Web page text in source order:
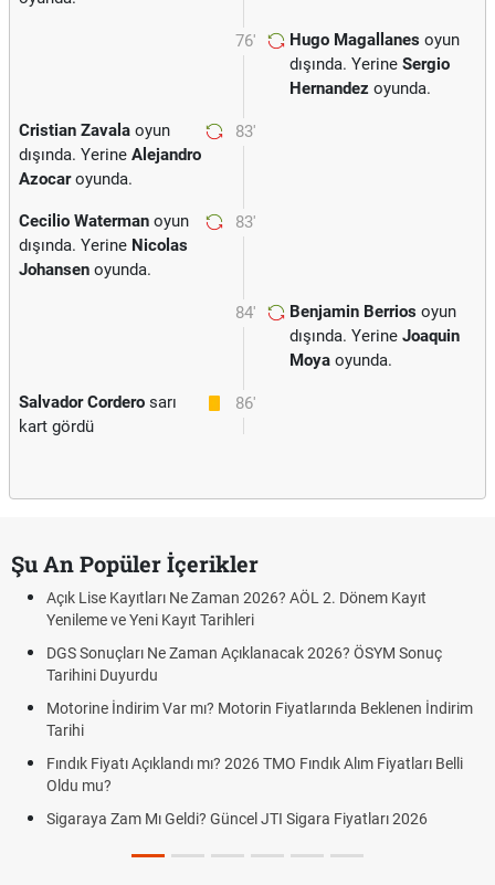
76' Hugo Magallanes oyun
dışında. Yerine Sergio
Hernandez oyunda.
83'
Cristian Zavala oyun
dışında. Yerine Alejandro
Azocaroyunda.
83'
Cecilio Waterman oyun
dışında. Yerine Nicolas
Johansen oyunda.
84' Benjamin Berrios oyun
dışında. Yerine Joaquin
Moya oyunda.
86'
Salvador Cordero sarı
kart gördü
Şu An Popüler İçerikler
Açık Lise Kayıtları Ne Zaman 2026? AÖL 2. Dönem Kayıt
Yenileme ve Yeni Kayıt Tarihleri
DGS Sonuçları Ne Zaman Açıklanacak 2026? ÖSYM Sonuç
Tarihini Duyurdu
Motorine İndirim Var mı? Motorin Fiyatlarında Beklenen İndirim
Tarihi
Fındık Fiyatı Açıklandı mı? 2026 TMO Fındık Alım Fiyatları Belli
Oldu mu?
Sigaraya Zam Mı Geldi? Güncel JTI Sigara Fiyatları 2026